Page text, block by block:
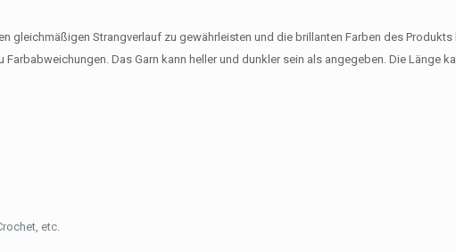
Strangverlauf zu gewährleisten und die brillanten Farben des Produkts
Das Garn kann heller und dunkler sein als angegeben. Die Länge
etc.